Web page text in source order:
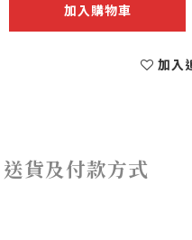
加入購物車
加入
送貨及付款方式